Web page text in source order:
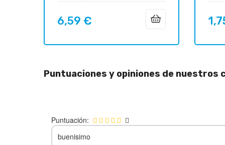
Precio
6,59 €
Puntuaciones y opiniones de nuestros
Puntuación:
buenisimo